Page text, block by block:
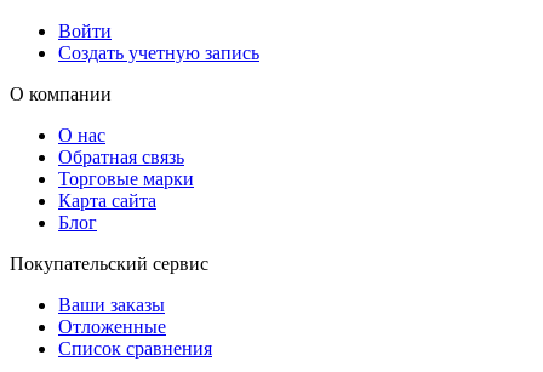
Войти
Создать учетную запись
О компании
О нас
Обратная связь
Торговые марки
Карта сайта
Блог
Покупательский сервис
Ваши заказы
Отложенные
Список сравнения